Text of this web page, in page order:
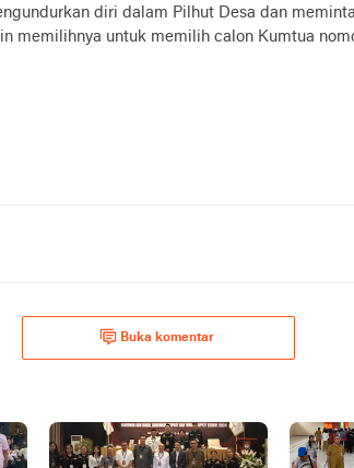
diri dalam Pilhut Desa dan
memilihnya untuk memilih calon Kumtua
Buka komentar